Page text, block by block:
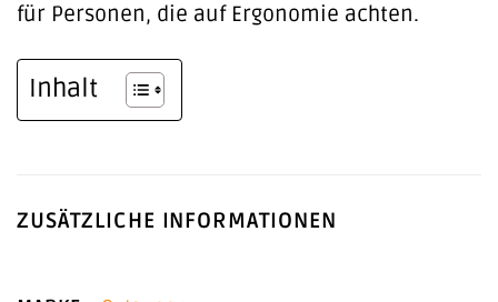
für Personen, die auf Ergonomie achten.
Inhalt
ZUSÄTZLICHE INFORMATIONEN